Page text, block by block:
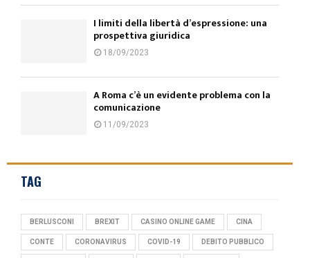
I limiti della libertà d’espressione: una
prospettiva giuridica
18/09/2023
A Roma c’è un evidente problema con la
comunicazione
11/09/2023
TAG
BERLUSCONI BREXIT CASINO ONLINE GAME CINA
CONTE CORONAVIRUS COVID-19 DEBITO PUBBLICO